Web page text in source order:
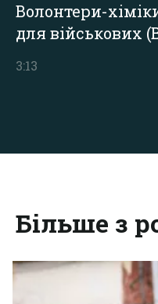
Волонтери-
для військових
3:13
Більше з